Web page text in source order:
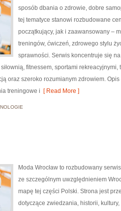
sposób dbania o zdrowie, dobre
tej tematyce stanowi rozbudowane
początkujący, jak i zaawansowany –
treningów, ćwiczeń, zdrowego stylu
sprawności. Serwis koncentruje się
fitnessem, sportami
oraz szeroko rozumianym zdrowiem.
treningowe i [ Read More ]
Moda Wrocław to rozbudowany
ze szczególnym uwzględnieniem
mapę tej części Polski. Strona jest
dotyczące zwiedzania, historii,